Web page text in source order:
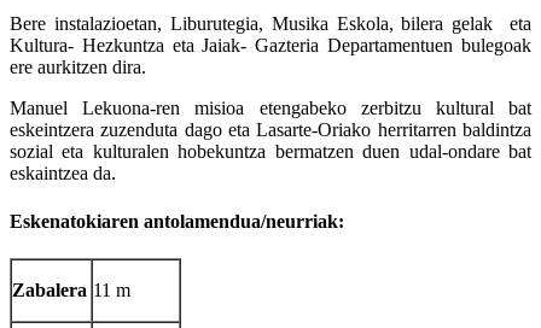
Bere instalazioetan, Liburutegia, Musika Eskola, bilera gelak eta
Kultura- Hezkuntza eta Jaiak- Gazteria Departamentuen bulegoak
ere aurkitzen dira.
Manuel Lekuona-ren misioa etengabeko zerbitzu kultural bat
eskeintzera zuzenduta dago eta Lasarte-Oriako herritarren baldintza
sozial eta kulturalen hobekuntza bermatzen duen udal-ondare bat
eskaintzea da.
Eskenatokiaren antolamendua/neurriak:
Zabalera 11 m